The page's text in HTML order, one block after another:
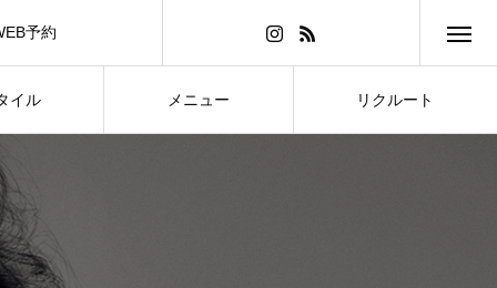
イル メニュー リクルート
予約